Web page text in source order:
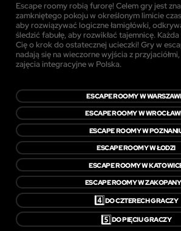
Escape roomy robią furorę! Celem gry jest
zamkniętego pokoju w określonym limicie
aby rozwiązywać logiczne łamigłówki,
śledzić fabułę, aby rozwikłać tajemnicę.
Cię o krok do ostatecznej ucieczki! Gry w
nadają się na wieczorne wyjścia z
zajęcia integracyjne w Polska.
ESCAPE ROOMY W
ESCAPE ROOMY W
ESCAPE ROOMY W
ESCAPE ROOMY W ŁODZI
ESCAPE ROOMY W
ESCAPE ROOMY W
4️⃣DO CZTERECH GRACZY
5️⃣DO PIĘCIU GRACZY